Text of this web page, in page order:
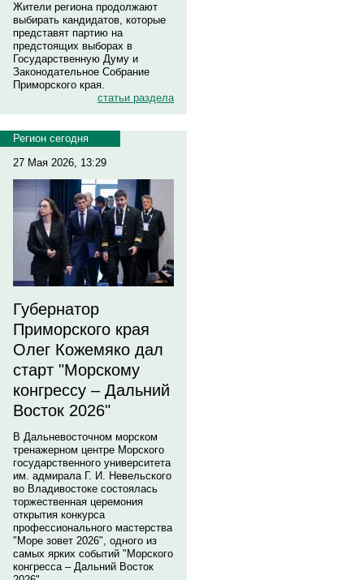
Жители региона продолжают
выбирать кандидатов, которые
представят партию на
предстоящих выборах в
Государственную Думу и
Законодательное Собрание
Приморского края.
статьи раздела
Регион сегодня
27 Мая 2026, 13:29
Губернатор
Приморского края
Олег Кожемяко дал
старт "Морскому
конгрессу – Дальний
Восток 2026"
В Дальневосточном морском
тренажерном центре Морского
государственного университета
им. адмирала Г. И. Невельского
во Владивостоке состоялась
торжественная церемония
открытия конкурса
профессионального мастерства
"Море зовет 2026", одного из
самых ярких событий "Морского
конгресса – Дальний Восток